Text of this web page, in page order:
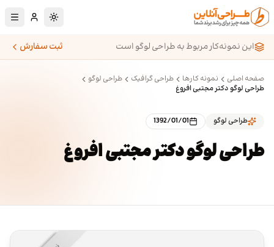
پرش به محتوای اصلی
تغییر به حالت
این نمونه‌کار مربوط به طراحی لوگو است
ثبت سفارش
صفحه اصلی نمونه کارها طراحی گرافیک
طراحی لوگو
طراحی لوگو دکتر مجتبی افروغ
طراحی لوگو 1392/01/01
طراحی لوگو دکتر مجتبی افروغ